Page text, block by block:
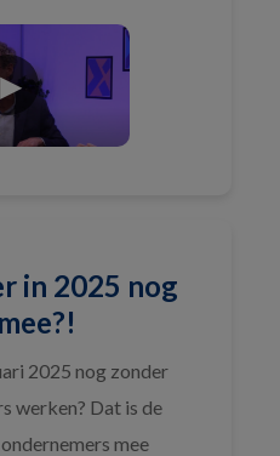
in 2025 nog
2025 nog zonder
werken? Dat is de
mee